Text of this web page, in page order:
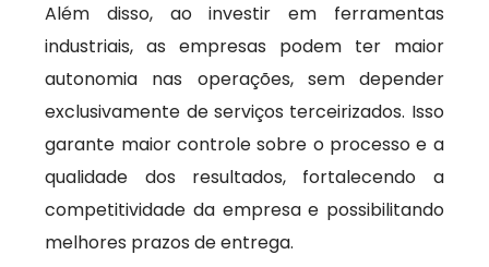
Além disso, ao investir em ferramentas
industriais, as empresas podem ter maior
autonomia nas operações, sem depender
exclusivamente de serviços terceirizados. Isso
garante maior controle sobre o processo e a
qualidade dos resultados, fortalecendo a
competitividade da empresa e possibilitando
melhores prazos de entrega.